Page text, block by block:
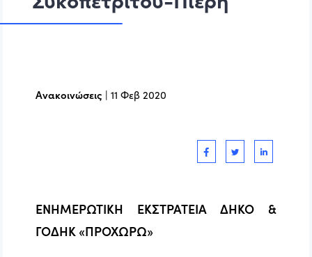
Ανακοινώσεις |11 Φεβ 2020
ΕΝΗΜΕΡΩΤΙΚΗ ΕΚΣΤΡΑΤΕΙΑ ΔΗΚΟ &
ΓΟΔΗΚ «ΠΡΟΧΩΡΩ»